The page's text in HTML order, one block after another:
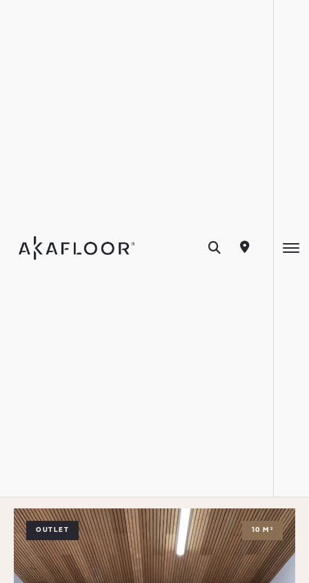
OUTLET 10 M²